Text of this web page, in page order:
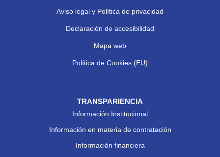
Aviso legal y Política de privacidad
Declaración de accesibilidad
Mapa web
Política de Cookies (EU)
TRANSPARIENCIA
Información Institucional
Información en materia de contratación
Información financiera